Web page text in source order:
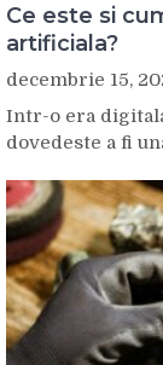
Ce este si
artificiala?
decembrie 15,
Intr-o era
dovedeste a fi